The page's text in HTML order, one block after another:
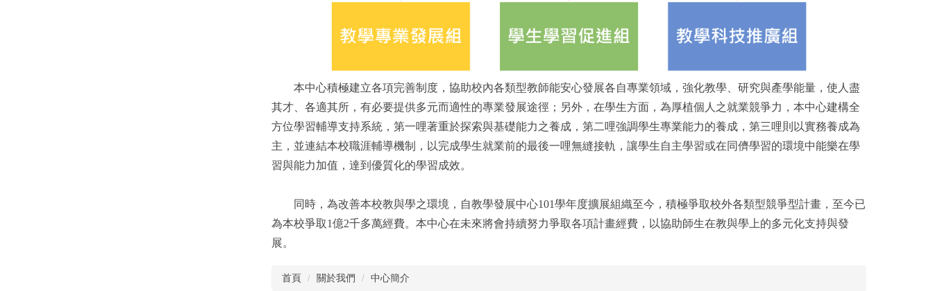
本中心積極建立各項完善制度，協助校內各類型教師能安心發展各自專業領域，強化教學、研究與產學能量，使人盡
其才、各適其所，有必要提供多元而適性的專業發展途徑；另外，在學生方面，為厚植個人之就業競爭力，本中心建構全
方位學習輔導支持系統，第一哩著重於探索與基礎能力之養成，第二哩強調學生專業能力的養成，第三哩則以實務養成為
主，並連結本校職涯輔導機制，以完成學生就業前的最後一哩無縫接軌，讓學生自主學習或在同儕學習的環境中能樂在學
習與能力加值，達到優質化的學習成效。
同時，為改善本校教與學之環境，自教學發展中心101學年度擴展組織至今，積極爭取校外各類型競爭型計畫，至今已
為本校爭取1億2千多萬經費。本中心在未來將會持續努力爭取各項計畫經費，以協助師生在教與學上的多元化支持與發
展。
首頁 關於我們 中心簡介